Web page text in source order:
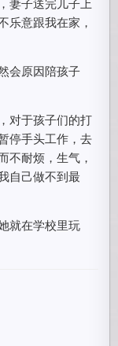
乐意跟我在家，
会原因陪孩子
对于孩子们的打
停手头工作，去
不耐烦，生气，
自己做不到最
就在学校里玩